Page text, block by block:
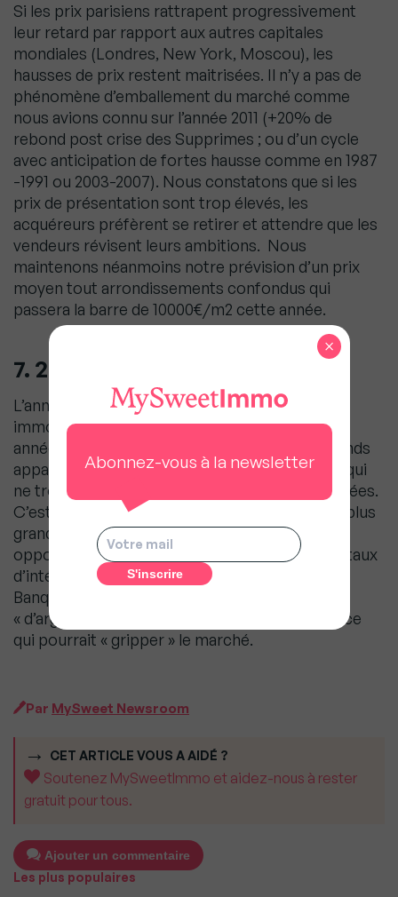
Si les prix parisiens rattrapent progressivement
leur retard par rapport aux autres capitales
mondiales (Londres, New York, Moscou), les
hausses de prix restent maitrisées. Il n’y a pas de
phénomène d’emballement du marché comme
nous avions connu sur l’année 2011 (+20% de
rebond post crise des Supprimes ; ou d’un cycle
avec anticipation de fortes hausse comme en 1987
-1991 ou 2003-2007). Nous constatons que si les
prix de présentation sont trop élevés, les
acquéreurs préfèrent se retirer et attendre que les
vendeurs révisent leurs ambitions. Nous
maintenons néanmoins notre prévision d’un prix
moyen tout arrondissements confondus qui
passera la barre de 10000€/m2 cette année.
7. 2018, année charnière
L’année 2018 est une année charnière du cycle
immobilier commencé courant 2016. C’est une
année qui permet de vendre / d’acheter de grands
appartements familiaux et Hôtels Particuliers qui
ne trouvaient pas preneur depuis quelques années.
C’est aussi une année où vendre pour acheter plus
grand est idéal. Il y a encore de bonnes
opportunités tout en bénéficiant des plus bas taux
d’intérêts de l’histoire grâce à la politique de la
Banque Centrale Européenne. Cette politique
« d’argent facile et pas cher » cessera en 2019 ce
qui pourrait « gripper » le marché.
Par MySweet Newsroom
CET ARTICLE VOUS A AIDÉ ?
Soutenez MySweetImmo et aidez-nous à rester
gratuit pour tous.
Ajouter un commentaire
Les plus populaires
Abonnez-vous à la newsletter
×